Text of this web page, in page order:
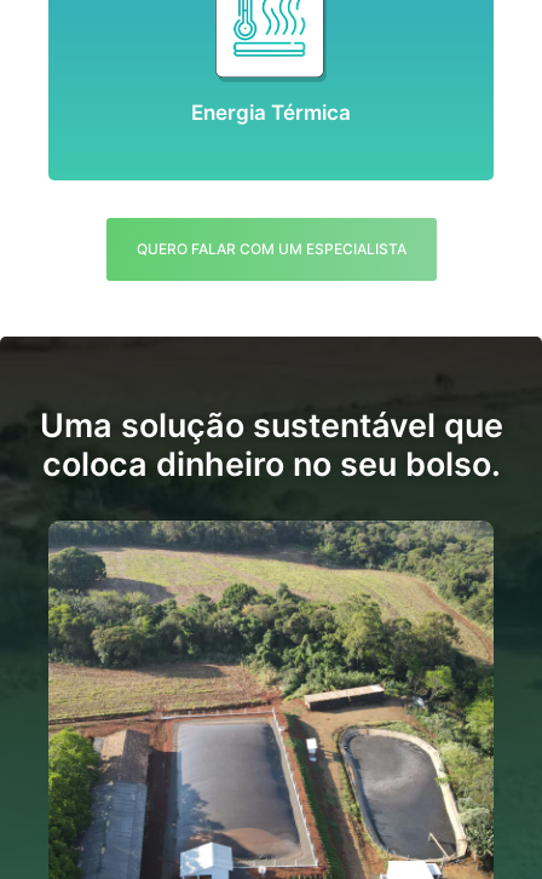
Energia Térmica
QUERO FALAR COM UM ESPECIALISTA
Uma solução sustentável que
coloca dinheiro no seu bolso.